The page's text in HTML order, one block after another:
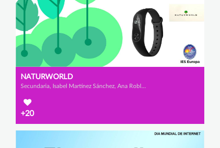
NATURWORLD
Secundaria, Isabel Martínez Sánchez, Ana Robles Collado y Lorena Mena Gavilán
+20